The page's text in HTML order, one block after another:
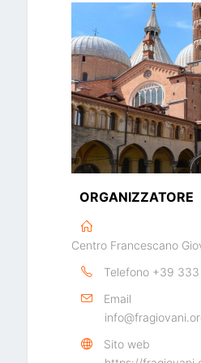
ORGANIZZATORE
Centro Francescano
Telefono +39
Email
Sito web